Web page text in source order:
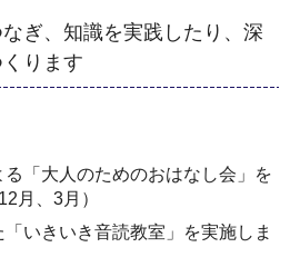
ぎ、知識を実践したり、深
ります
「大人のためのおはなし会」を
月、3月）
いきいき音読教室」を実施しま